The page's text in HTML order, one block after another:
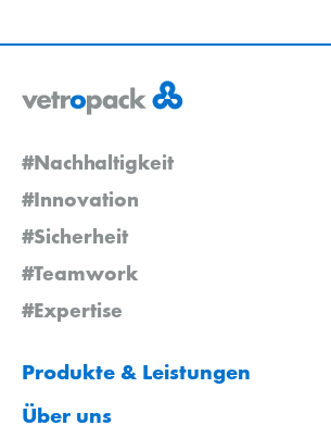
#Nachhaltigkeit
#Innovation
#Sicherheit
#Teamwork
#Expertise
Produkte & Leistungen
Über uns